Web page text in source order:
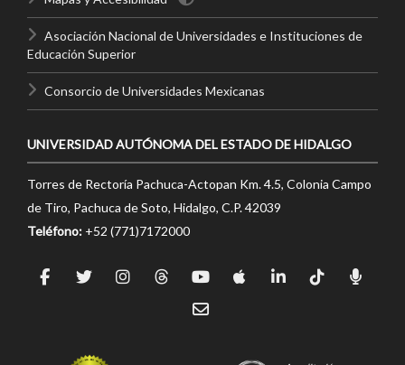
Asociación Nacional de Universidades e Instituciones de
Educación Superior
Consorcio de Universidades Mexicanas
UNIVERSIDAD AUTÓNOMA DEL ESTADO DE HIDALGO
Torres de Rectoría Pachuca-Actopan Km. 4.5, Colonia Campo
de Tiro, Pachuca de Soto, Hidalgo, C.P. 42039
Teléfono: +52 (771)7172000